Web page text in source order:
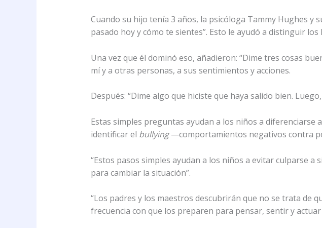
Cuando su hijo tenía 3 años, la psicóloga Tammy Hughes y
pasado hoy y cómo te sientes”. Esto le ayudó a distinguir
Una vez que él dominó eso, añadieron: “Dime tres cosas
mí y a otras personas, a sus sentimientos y acciones.
Después: “Dime algo que hiciste que haya salido bien.
Estas simples preguntas ayudan a los niños a diferenciarse
identificar el bullying—comportamientos negativos contra
“Estos pasos simples ayudan a los niños a evitar culparse
para cambiar la situación”.
“Los padres y los maestros descubrirán que no se trata de
frecuencia con que los preparen para pensar, sentir y